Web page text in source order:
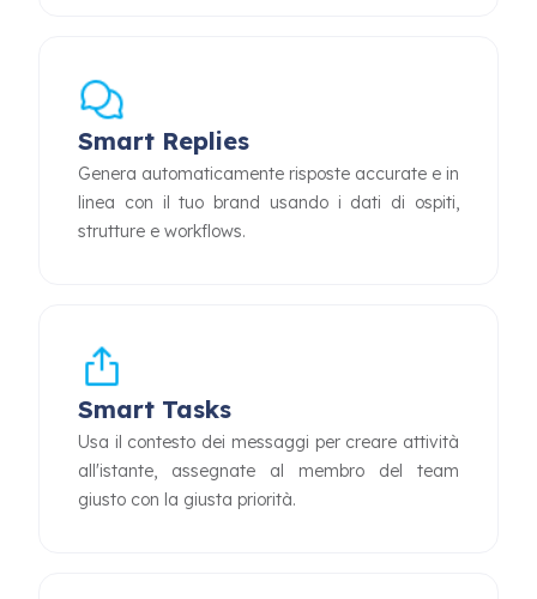
Smart Replies
Genera automaticamente risposte accurate e in
linea con il tuo brand usando i dati di ospiti,
strutture e workflows.
Smart Tasks
Usa il contesto dei messaggi per creare attività
all'istante, assegnate al membro del team
giusto con la giusta priorità.